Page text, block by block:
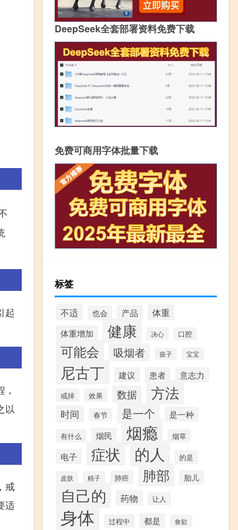
起
以
戒
适
DeepSeek全套部署资料免费下载
免费可商用字体批量下载
标签
不适 也会 产品 体重
体重增加 健康 决心 口腔
可能会 吸烟者 孩子 宝宝
尼古丁 建议 患者 意志力
戒掉 效果 数据 方法
时间 春节 是一个 是一种
有什么 烟民 烟瘾 烟草
电子 症状 的人 的是
皮肤 精子 肺癌 肺部 胎儿
自己的 药物 让人
身体 过程中 都是 食欲